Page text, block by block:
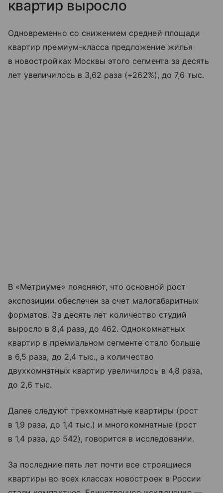
квартир выросло
Одновременно со снижением средней площади
квартир премиум-класса предложение жилья
в новостройках Москвы этого сегмента за десять
лет увеличилось в 3,62 раза (+262%), до 7,6 тыс.
В «Метриуме» поясняют, что основной рост
экспозиции обеспечен за счет малогабаритных
форматов. За десять лет количество студий
выросло в 8,4 раза, до 462. Однокомнатных
квартир в премиальном сегменте стало больше
в 6,5 раза, до 2,4 тыс., а количество
двухкомнатных квартир увеличилось в 4,8 раза,
до 2,6 тыс.
Далее следуют трехкомнатные квартиры (рост
в 1,9 раза, до 1,4 тыс.) и многокомнатные (рост
в 1,4 раза, до 542), говорится в исследовании.
За последние пять лет почти все строящиеся
квартиры во всех классах новостроек в России